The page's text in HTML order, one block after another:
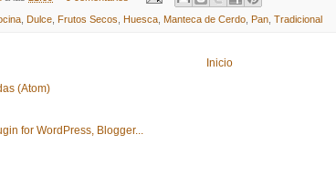
Dulce Frutos Secos Huesca Manteca de Cerdo Pan Tradicional
Inicio
(Atom)